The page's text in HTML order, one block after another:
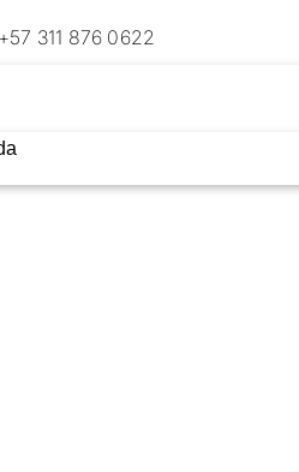
311 876 0622